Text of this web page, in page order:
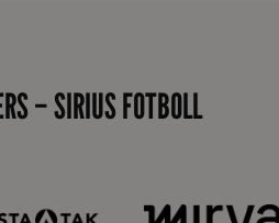
– SIRIUS FOTBOLL